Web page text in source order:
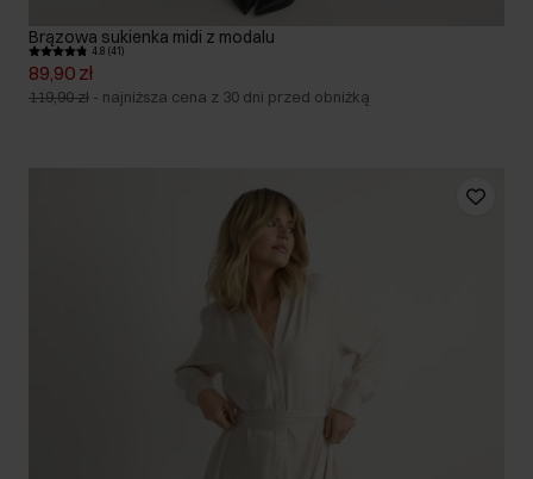
Brązowa sukienka midi z modalu
4.8 (41)
89,90 zł
119,90 zł - najniższa cena z 30 dni przed obniżką